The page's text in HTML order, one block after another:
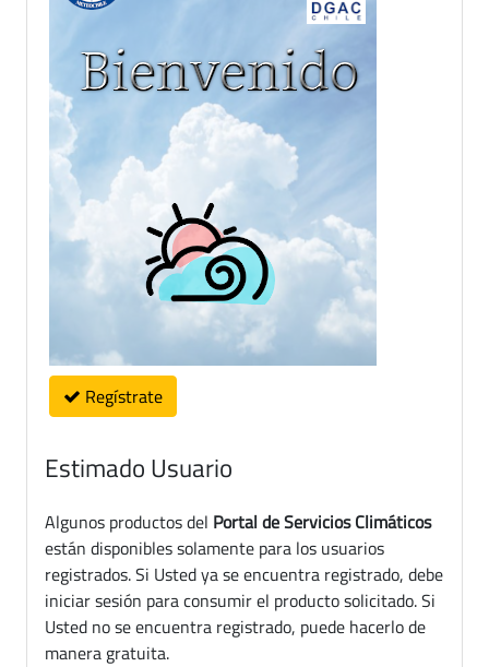
Regístrate
Estimado Usuario
Algunos productos del Portal de Servicios Climáticos
están disponibles solamente para los usuarios
registrados. Si Usted ya se encuentra registrado, debe
iniciar sesión para consumir el producto solicitado. Si
Usted no se encuentra registrado, puede hacerlo de
manera gratuita.